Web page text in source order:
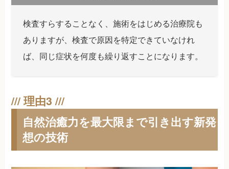
検査すらすることなく、施術をはじめる治療院も
ありますが、検査で原因を特定できていなけれ
ば、同じ症状を何度も繰り返すことになります。
自然治癒力を最大限まで引き出す新発
想の技術